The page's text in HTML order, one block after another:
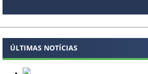
ÚLTIMAS NOTÍCIAS